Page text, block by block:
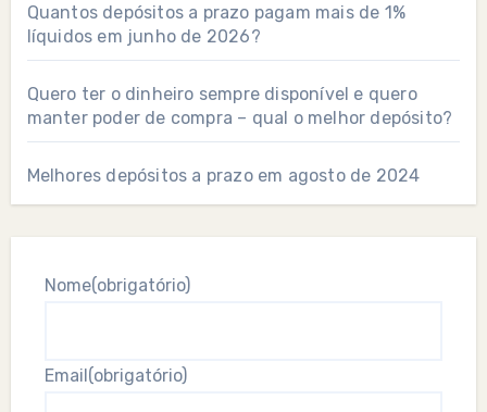
Quantos depósitos a prazo pagam mais de 1%
líquidos em junho de 2026?
Quero ter o dinheiro sempre disponível e quero
manter poder de compra – qual o melhor depósito?
Melhores depósitos a prazo em agosto de 2024
Nome(obrigatório)
Email(obrigatório)